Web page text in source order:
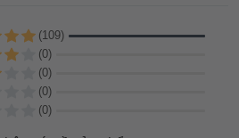
(109)
(0)
(0)
(0)
(0)